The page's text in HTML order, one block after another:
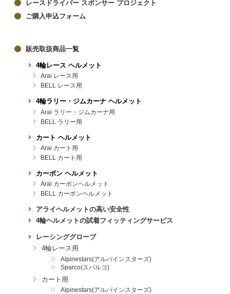
レースドライバー スポンサー プロジェクト
ご購入申込フォーム
販売取扱商品一覧
4輪レース ヘルメット
Arai レース用
BELL レース用
4輪ラリー・ジムカーナ ヘルメット
Arai ラリー・ジムカーナ用
BELL ラリー用
カート ヘルメット
Arai カート用
BELL カート用
カーボン ヘルメット
Arai カーボンヘルメット
BELL カーボンヘルメット
アライヘルメットの高い安全性
4輪ヘルメットの試着フィッティングサービス
レーシンググローブ
4輪レース用
Alpinestars(アルパインスターズ)
Sparco(スパルコ)
カート用
Alpinestars(アルパインスターズ)